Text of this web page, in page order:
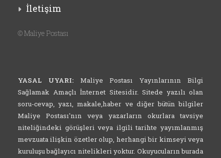
İletişim
©Maliye Postası
YASAL UYARI: Maliye Postası Yayınlarının Bilgi
Sağlamak Amaçlı İnternet Sitesidir. Sitede yazılı olan
soru-cevap, yazı, makale,haber ve diğer bütün bilgiler
Maliye Postası'nın veya yazarların okurlara tavsiye
niteliğindeki görüşleri veya ilgili tarihte yayımlanmış
mevzuata ilişkin özetler olup, herhangi bir kimseyi veya
kuruluşu bağlayıcı nitelikleri yoktur. Okuyucuların burada